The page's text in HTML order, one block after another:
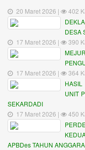
20 Maret 2026 |
402
DESA
17 Maret 2026 |
390
17 Maret 2026 |
364
UNIT
SEKARDADI
17 Maret 2026 |
450
APBDes TAHUN